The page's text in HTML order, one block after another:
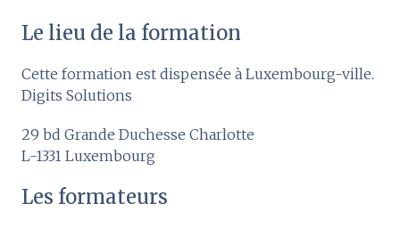
Le lieu de la formation
Cette formation est dispensée à Luxembourg-ville.
Digits Solutions
29 bd Grande Duchesse Charlotte
L-1331 Luxembourg
Les formateurs